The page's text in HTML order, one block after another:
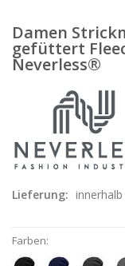
Damen
gefüttert
Neverless®
Lieferung:
Farben: